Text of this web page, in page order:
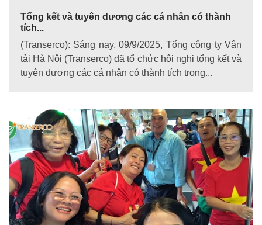
Tổng kết và tuyên dương các cá nhân có thành
tích...
(Transerco): Sáng nay, 09/9/2025, Tổng công ty Vận
tải Hà Nội (Transerco) đã tổ chức hội nghị tổng kết và
tuyên dương các cá nhân có thành tích trong...